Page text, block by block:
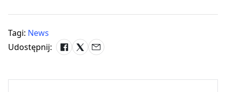
Tagi: News
Udostępnij: